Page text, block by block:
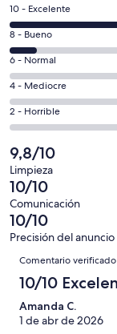
en
una
ventana
nueva
11
comentarios
de
un
total
de
12
con
una
puntuación
de
10
-
Excelente
10 - Excelente
1
comentarios
de
un
total
de
con
una
puntuación
de
8
-
Bueno
8 - Bueno
0
comentarios
de
un
total
de
12
con
una
puntuación
de
6
Normal
6 - Normal
0
comentarios
de
total
de
12
con
una
puntuación
de
Mediocre
4 - Mediocre
0
comentarios
de
un
total
de
12
con
puntuación
de
2 - Horrible
9,8/10
Limpieza
10/10
Comunicación
10/10
Precisión del anuncio
Comentarios
Comentario verificado
10/10
Amanda C.
1 de abr de 2026